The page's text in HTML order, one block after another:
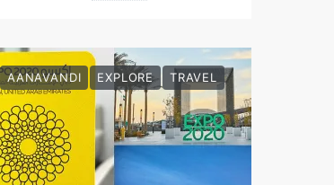
AANAVANDI EXPLORE TRAVEL